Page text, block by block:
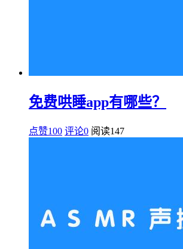
免费哄睡app有哪些？
点赞100 评论0 阅读147